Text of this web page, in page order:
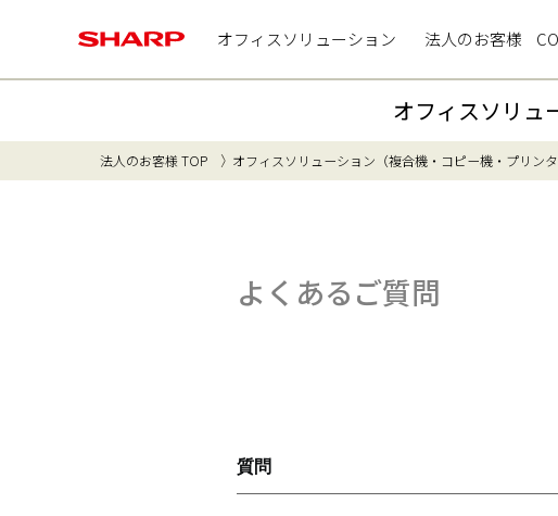
オフィスソリューション 法人のお客様
オフィスソリュ
法人のお客様 TOP オフィスソリューション（複合機・コピー機・プリンタ
よくあるご質問
質問